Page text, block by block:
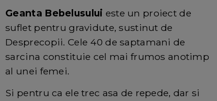
Geanta Bebelusului este un proiect de
suflet pentru gravidute, sustinut de
Desprecopii. Cele 40 de saptamani de
sarcina constituie cel mai frumos anotimp
al unei femei.
Si pentru ca ele trec asa de repede, dar si